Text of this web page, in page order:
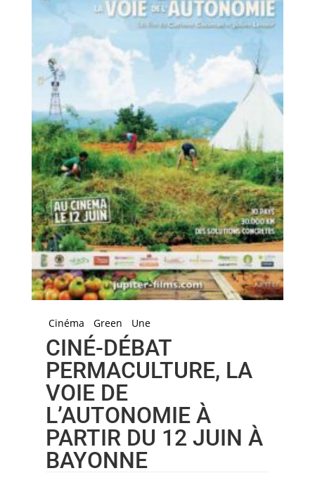
Cinéma Green Une
CINÉ-DÉBAT
PERMACULTURE, LA
VOIE DE
L’AUTONOMIE À
PARTIR DU 12 JUIN À
BAYONNE